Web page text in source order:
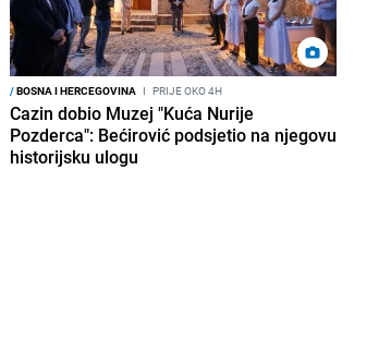
/BOSNA I HERCEGOVINA I PRIJE OKO 4H
Cazin dobio Muzej "Kuća Nurije
Pozderca": Bećirović podsjetio na njegovu
historijsku ulogu